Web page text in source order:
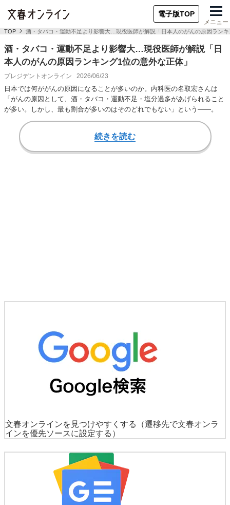
電子版TOP
メニュー
TOP 酒・タバコ・運動不足より影響大…現役医師が解説「日本人のがんの原因ラン
酒・タバコ・運動不足より影響大…現役医師が解説「日
本人のがんの原因ランキング1位の意外な正体」
プレジデントオンライン 2026/06/23
日本では何ががんの原因になることが多いのか。内科医の名取宏さんは
「がんの原因として、酒・タバコ・運動不足・塩分過多があげられること
が多い。しかし、最も割合が多いのはそのどれでもない」という――。
続きを読む
文春オンラインを見つけやすくする
（遷移先で文春オンラ
インを優先ソースに設定する）